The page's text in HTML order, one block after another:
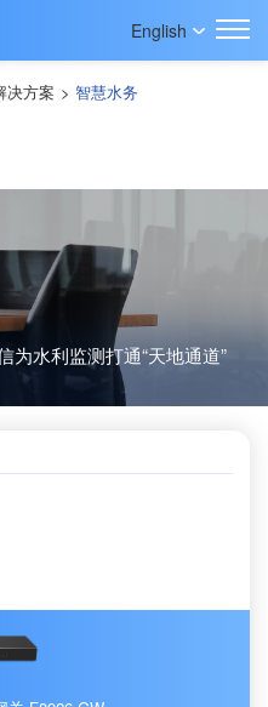
English
决方案 > 智慧水务
为水利监测打通“天地通道”